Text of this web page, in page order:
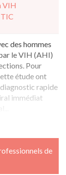
VIH
TIC
des hommes
le VIH (AHI)
Pour
étude ont
rapide
immédiat
de